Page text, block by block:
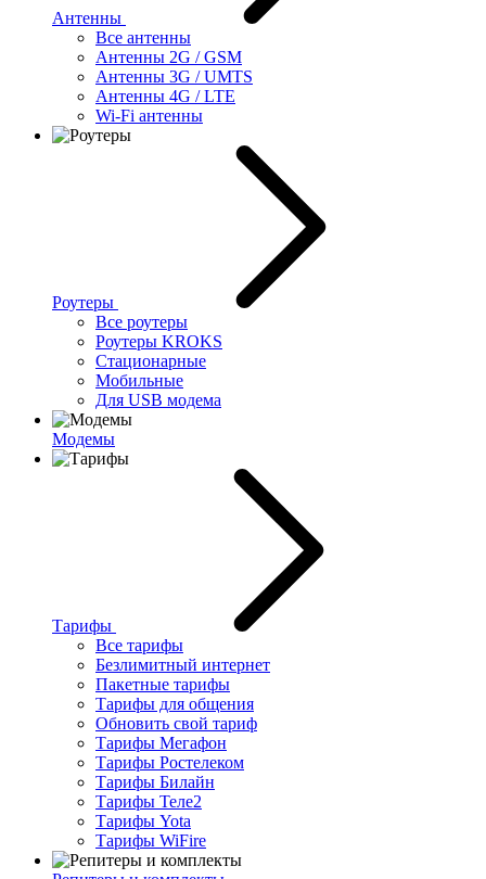
Антенны
Все антенны
Антенны 2G / GSM
Антенны 3G / UMTS
Антенны 4G / LTE
Wi-Fi антенны
Роутеры
Все роутеры
Роутеры KROKS
Стационарные
Мобильные
Для USB модема
Модемы
Тарифы
Все тарифы
Безлимитный интернет
Пакетные тарифы
Тарифы для общения
Обновить свой тариф
Тарифы Мегафон
Тарифы Ростелеком
Тарифы Билайн
Тарифы Теле2
Тарифы Yota
Тарифы WiFire